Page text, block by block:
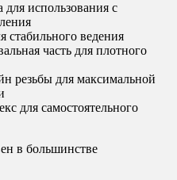
использования с
стабильного ведения
часть для плотного
резьбы для максимальной
для самостоятельного
в большинстве